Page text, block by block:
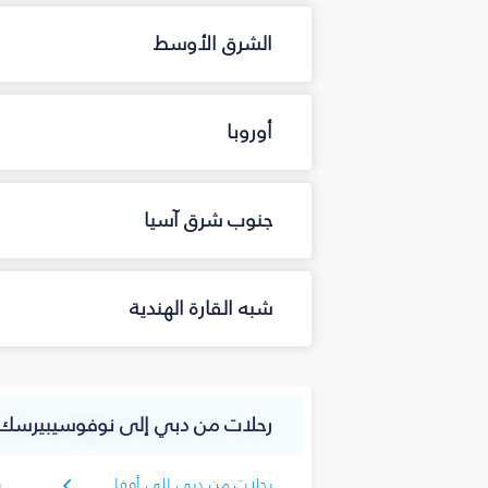
الشرق الأوسط
أوروبا
جنوب شرق آسيا
شبه القارة الهندية
رحلات من دبي إلى